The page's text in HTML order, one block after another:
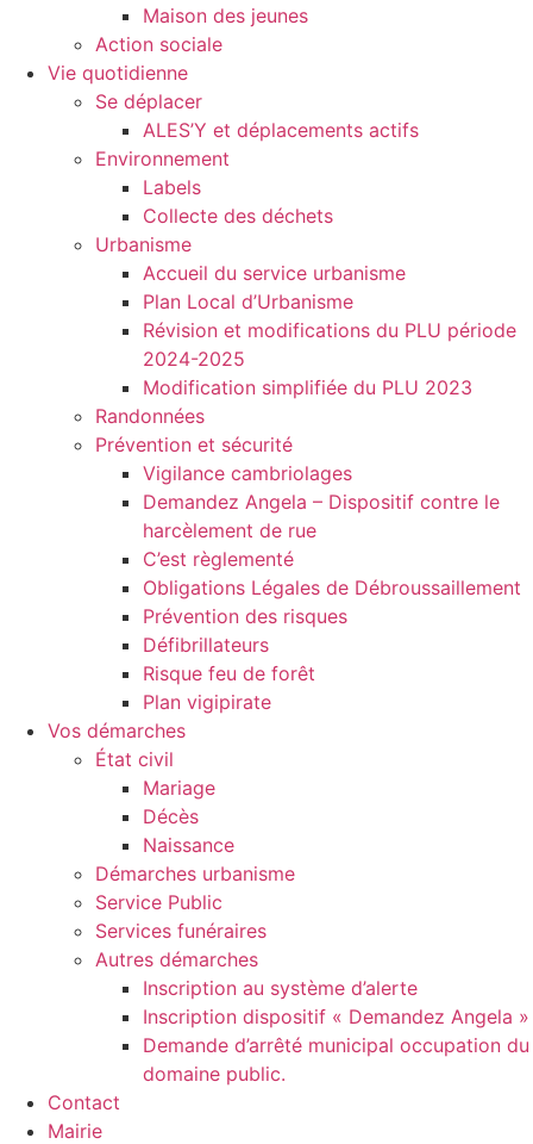
Maison des jeunes
Action sociale
Vie quotidienne
Se déplacer
ALES’Y et déplacements actifs
Environnement
Labels
Collecte des déchets
Urbanisme
Accueil du service urbanisme
Plan Local d’Urbanisme
Révision et modifications du PLU période
2024-2025
Modification simplifiée du PLU 2023
Randonnées
Prévention et sécurité
Vigilance cambriolages
Demandez Angela – Dispositif contre le
harcèlement de rue
C’est règlementé
Obligations Légales de Débroussaillement
Prévention des risques
Défibrillateurs
Risque feu de forêt
Plan vigipirate
Vos démarches
État civil
Mariage
Décès
Naissance
Démarches urbanisme
Service Public
Services funéraires
Autres démarches
Inscription au système d’alerte
Inscription dispositif « Demandez Angela »
Demande d’arrêté municipal occupation du
domaine public.
Contact
Mairie